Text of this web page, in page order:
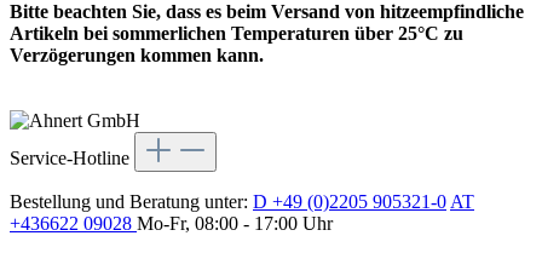
Bitte beachten Sie, dass es beim Versand von hitzeempfindliche
Artikeln bei sommerlichen Temperaturen über 25°C zu
Verzögerungen kommen kann.
Service-Hotline
Bestellung und Beratung unter: D +49 (0)2205 905321-0 AT
+436622 09028 Mo-Fr, 08:00 - 17:00 Uhr